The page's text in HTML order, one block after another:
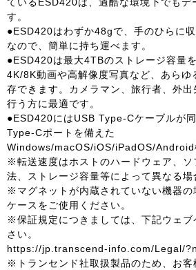
す。
●ESD420はわずか48gで、手のひらに
なので、簡単に持ち運べます。
●ESD420は最大4TBのストレージ容量
4K/8K動画や高解像度写真など、あらゆ
存できます。カメラマン、旅行者、外
行う方に最適です。
●ESD420にはUSB Type-Cケーブルが
Type-Cポートを備えた
Windows/macOS/iOS/iPadOS/Android
※転送速度はホストのハードウェア、ソ
法、ストレージ容量等によって異なる場
※マグネットが内蔵されていない機器
ケースをご使用ください。
※保証規定につきましては、下記ウェブ
さい。
https://jp.transcend-info.com/Legal/
※トランセンド社取扱製品のため、お客